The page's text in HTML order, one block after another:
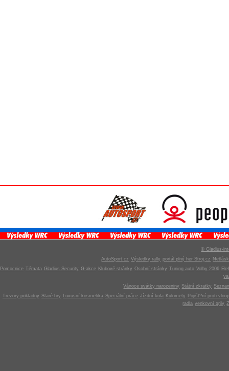
© Gladius-
AutoSport.cz Výsledky rally portál plný her Stroj.cz
Pomocnice Témata Gladius Security G-akce Klubové stránky Osobní stránky Tuning auto Volby 2006
Vánoce svátky narozeniny Státní zkratky
Trezory pokladny Staré hry Luxusní kosmetika Speciální práce Jízdní kola Kulomety
Pojišt?ní proti
radla venkovní grily